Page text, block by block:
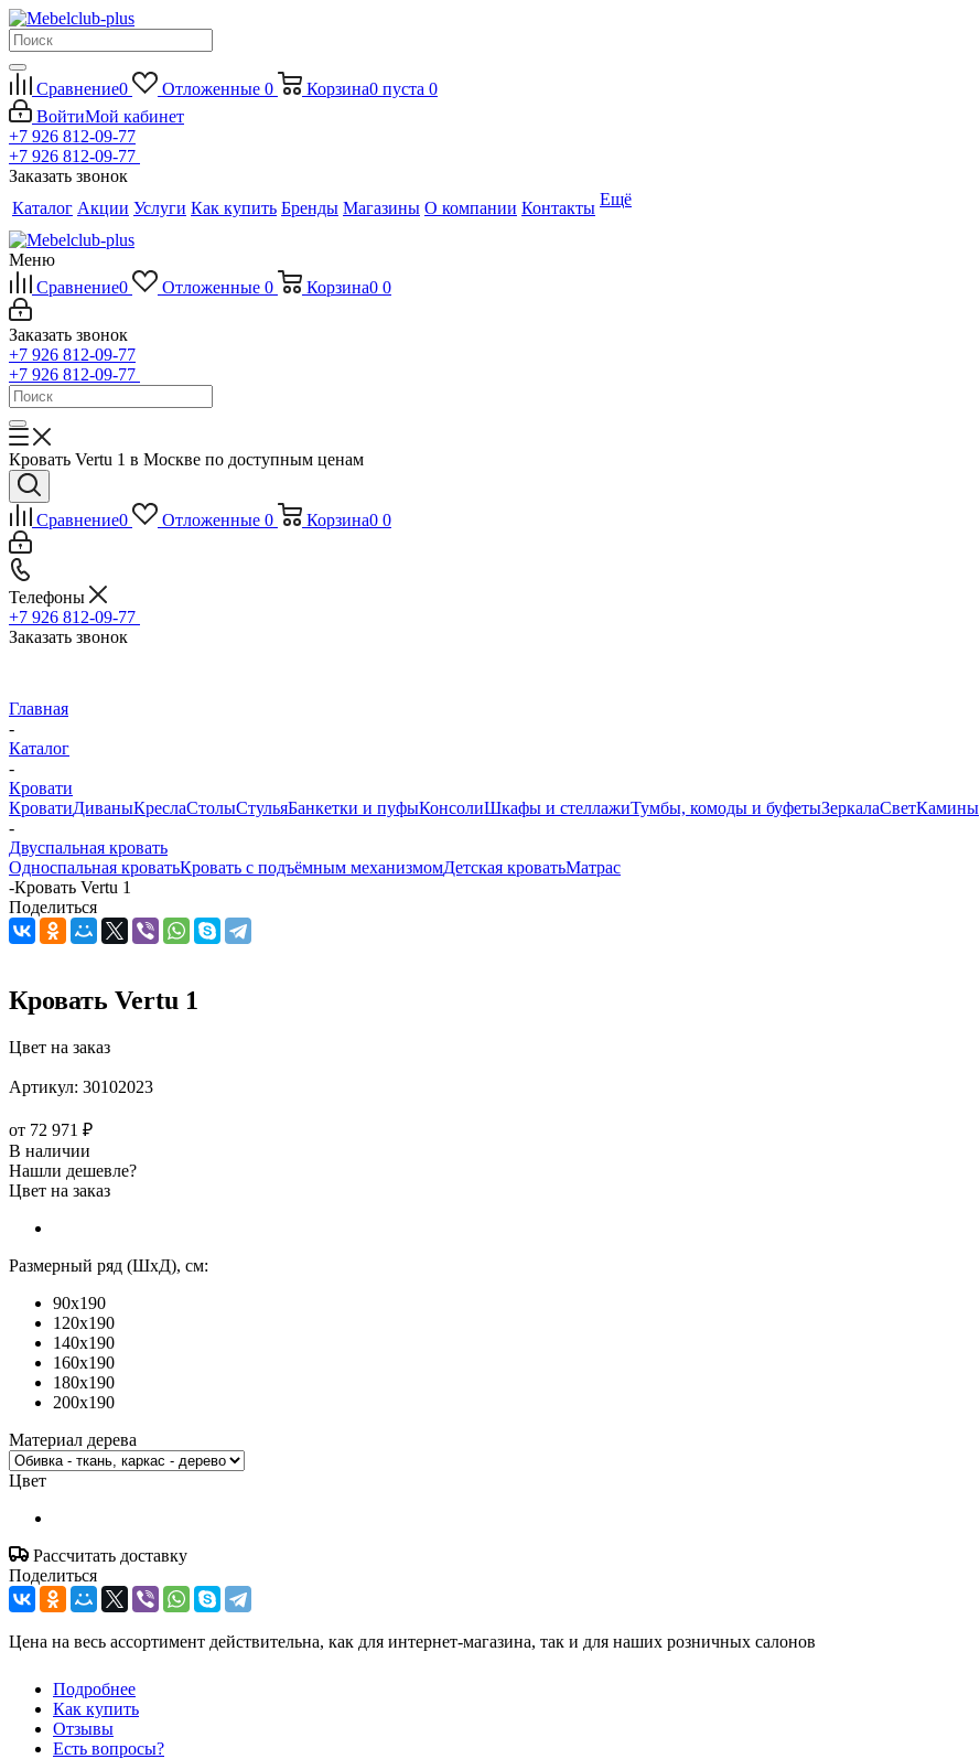
Сравнение0 Отложенные 0 Корзина0 пуста 0
ВойтиМой кабинет
+7 926 812-09-77
+7 926 812-09-77
Заказать звонок
Каталог Акции Услуги Как купить Бренды Магазины О компании Контакты Ещё
Меню
Сравнение0 Отложенные 0 Корзина0 0
Заказать звонок
+7 926 812-09-77
+7 926 812-09-77
Кровать Vertu 1 в Москве по доступным ценам
Сравнение0 Отложенные 0 Корзина0 0
Телефоны
+7 926 812-09-77
Заказать звонок
Главная
-
Каталог
-
Кровати
КроватиДиваныКреслаСтолыСтульяБанкетки и пуфыКонсолиШкафы и стеллажиТумбы, комоды и буфетыЗеркалаСветКамины
-
Двуспальная кровать
Односпальная кроватьКровать с подъёмным механизмомДетская кроватьМатрас
-Кровать Vertu 1
Поделиться
Кровать Vertu 1
Цвет на заказ
Артикул: 30102023
от 72 971 ₽
В наличии
Нашли дешевле?
Цвет на заказ
Размерный ряд (ШхД), см:
90x190
120x190
140x190
160x190
180x190
200x190
Материал дерева
Цвет
Рассчитать доставку
Поделиться
Цена на весь ассортимент действительна, как для интернет-магазина, так и для наших розничных салонов
Подробнее
Как купить
Отзывы
Есть вопросы?